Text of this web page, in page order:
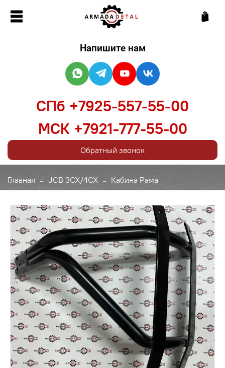
Главная JCB 3CX/4CX Кабина Рама
Напишите нам
СПб +7925-557-55-00
МСК +7921-777-55-00
Обратный звонок